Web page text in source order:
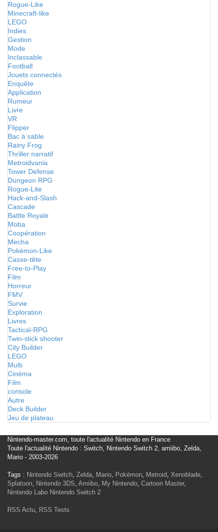
Rogue-Like
Minecraft-like
LEGO
Indies
Gestion
Mode
Inclassable
Football
Jouets connectés
Enquête
Application
Rumeur
Livre
VR
Flipper
Bac à sable
Rainy Frog
Thriller narratif
Metroidvania
Tower Defense
Dungeon RPG
Rogue-Lite
Hack-and-Slash
Cascade
Battle Royale
Moba
Coopération
Mecha
Pokémon-Like
Casse-tête
Free-to-Play
Film
Horreur
FMV
Survie
Exploration
Livres
Tactical-RPG
Twin-stick shooter
City Builder
LEGO
Multi
Cinéma
Film
console
Autre
Deck Builder
Jeu de plateau
Nintendo-master.com, toute l'actualité Nintendo en France
Toute l'actualité Nintendo : Switch, Nintendo Switch 2, amiibo, Zelda,
Mario - 2003-2026
Tags : Nintendo Switch, Zelda, Mario, Pokémon, Metroid, Xenoblade,
Splatoon, Nintendo 3DS, Amiibo, My Nintendo, Cartoon Master,
Nintendo Labo Nintendo Switch 2
RSS Actu, RSS Tests